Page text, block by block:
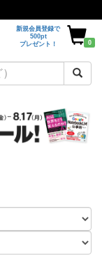
新規会員登録で
500pt
プレゼント！
0